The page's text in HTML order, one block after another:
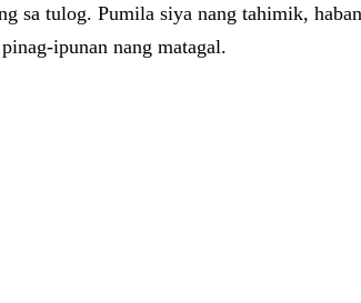
sa tulog. Pumila siya nang tahimik,
ipunan nang matagal.